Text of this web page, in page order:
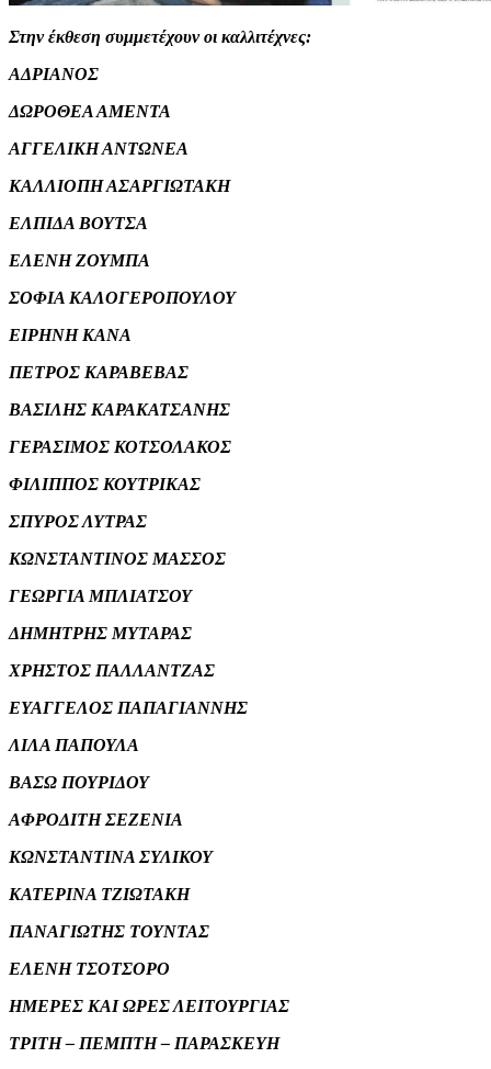
Στην έκθεση συμμετέχουν οι καλλιτέχνες:
ΑΔΡΙΑΝΟΣ
ΔΩΡΟΘΕΑ ΑΜΕΝΤΑ
ΑΓΓΕΛΙΚΗ ΑΝΤΩΝΕΑ
ΚΑΛΛΙΟΠΗ ΑΣΑΡΓΙΩΤΑΚΗ
ΕΛΠΙΔΑ ΒΟΥΤΣΑ
ΕΛΕΝΗ ΖΟΥΜΠΑ
ΣΟΦΙΑ ΚΑΛΟΓΕΡΟΠΟΥΛΟΥ
ΕΙΡΗΝΗ ΚΑΝΑ
ΠΕΤΡΟΣ ΚΑΡΑΒΕΒΑΣ
ΒΑΣΙΛΗΣ ΚΑΡΑΚΑΤΣΑΝΗΣ
ΓΕΡΑΣΙΜΟΣ ΚΟΤΣΟΛΑΚΟΣ
ΦΙΛΙΠΠΟΣ ΚΟΥΤΡΙΚΑΣ
ΣΠΥΡΟΣ ΛΥΤΡΑΣ
ΚΩΝΣΤΑΝΤΙΝΟΣ ΜΑΣΣΟΣ
ΓΕΩΡΓΙΑ ΜΠΛΙΑΤΣΟΥ
ΔΗΜΗΤΡΗΣ ΜΥΤΑΡΑΣ
ΧΡΗΣΤΟΣ ΠΑΛΛΑΝΤΖΑΣ
ΕΥΑΓΓΕΛΟΣ ΠΑΠΑΓΙΑΝΝΗΣ
ΛΙΛΑ ΠΑΠΟΥΛΑ
ΒΑΣΩ ΠΟΥΡΙΔΟΥ
ΑΦΡΟΔΙΤΗ ΣΕΖΕΝΙΑ
ΚΩΝΣΤΑΝΤΙΝΑ ΣΥΛΙΚΟΥ
ΚΑΤΕΡΙΝΑ ΤΖΙΩΤΑΚΗ
ΠΑΝΑΓΙΩΤΗΣ ΤΟΥΝΤΑΣ
ΕΛΕΝΗ ΤΣΟΤΣΟΡΟ
ΗΜΕΡΕΣ ΚΑΙ ΩΡΕΣ ΛΕΙΤΟΥΡΓΙΑΣ
ΤΡΙΤΗ – ΠΕΜΠΤΗ – ΠΑΡΑΣΚΕΥΗ